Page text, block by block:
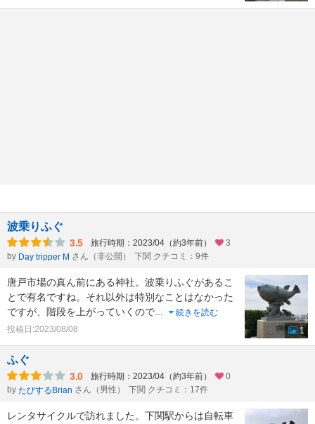
波乗りふぐ
3.5 旅行時期：2023/04（約3年前）
3
by Day tripper M さん（非公開） 下関 クチコミ：9件
唐戸市場の真ん前にある神社。波乗りふぐがあるこ
とで有名ですね。それ以外は特別なことはなかった
ですが、階段を上がっていくので
続きを読む
投稿日:2023/08/08
1
ふぐ
3.0 旅行時期：2023/04（約3年前）
0
by たびするBrian さん（男性） 下関 クチコミ：17件
レンタサイクルで訪れました。下関駅からは自転車